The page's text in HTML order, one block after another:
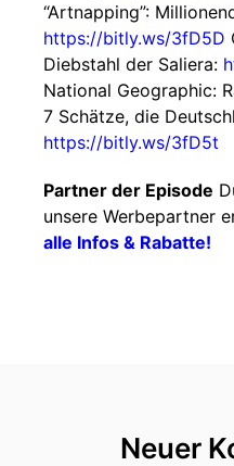
“Artnapping”:
https://bitly.ws/3fD5D
Diebstahl der Saliera:
National Geographic:
7 Schätze, die
https://bitly.ws/3fD5t
Partner der Episode
unsere Werbepartner
alle Infos & Rabatte!
Neuer